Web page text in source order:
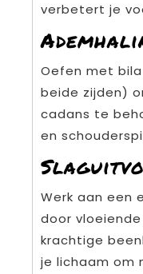
verbetert je
Oefen met
beide zijden)
cadans te
en
Werk aan een
door
krachtige
je lichaam om